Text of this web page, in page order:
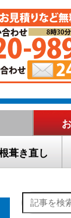
葺き直し
記事を検索